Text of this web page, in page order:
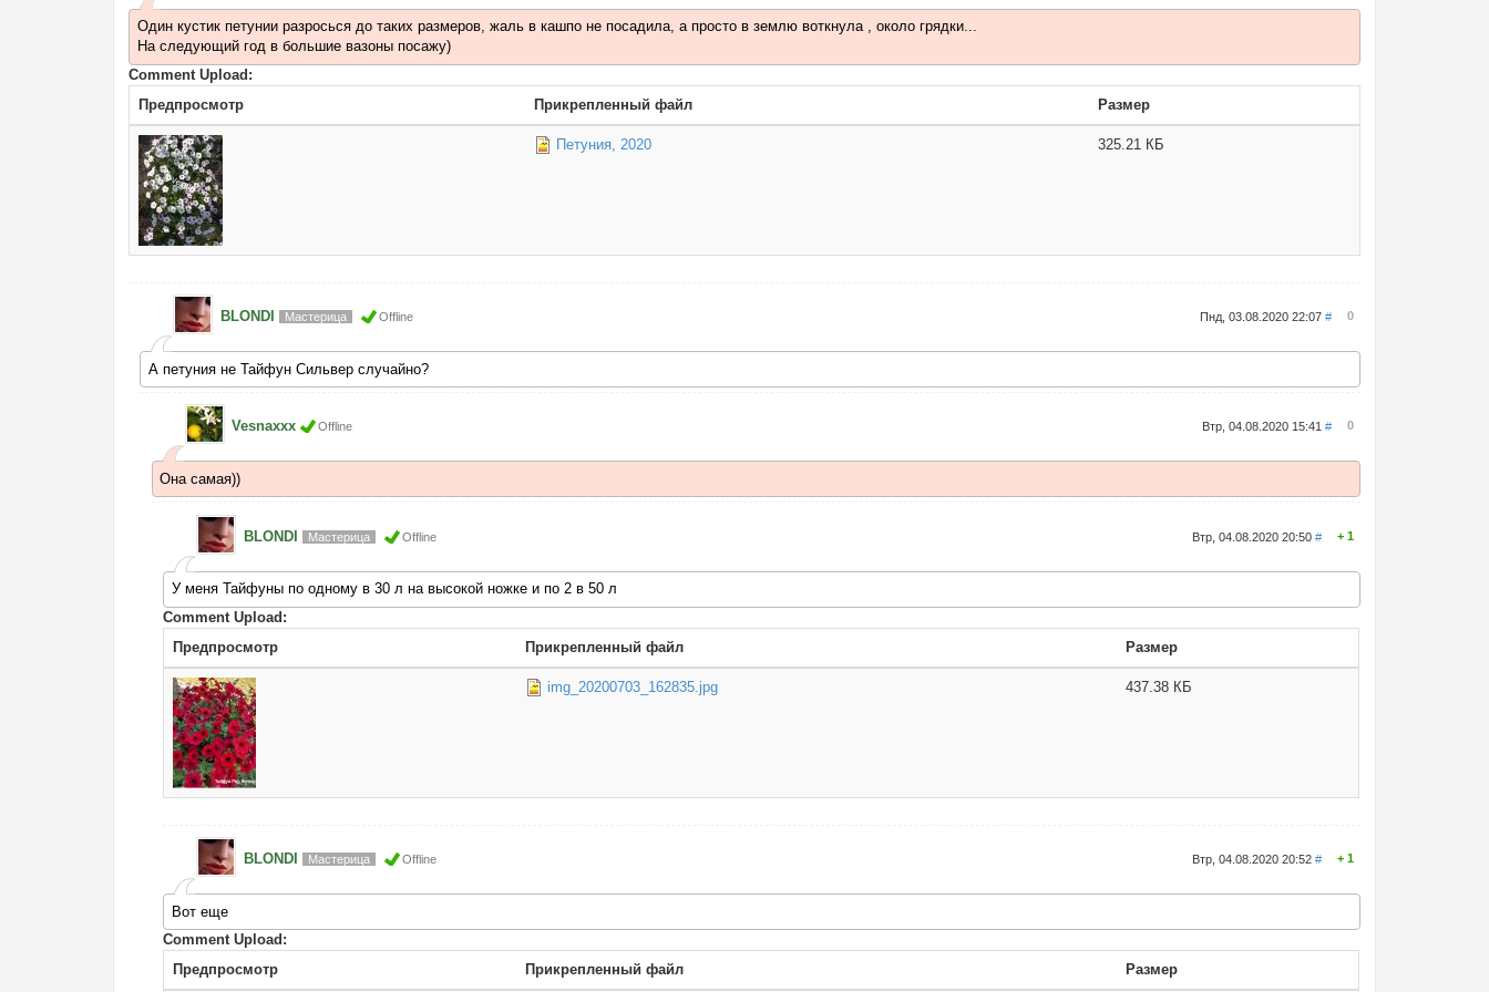
Один кустик петунии разросься до таких размеров, жаль в кашпо не посадила, а просто в землю воткнула , около грядки...
На следующий год в большие вазоны посажу)
Comment Upload:
Предпросмотр
Прикрепленный файл Размер
Петуния, 2020 325.21 КБ
BLONDI Мастерица Offline Пнд, 03.08.2020 22:07# 0
А петуния не Тайфун Сильвер случайно?
Vesnaxxx Offline Втр, 04.08.2020 15:41# 0
Она самая))
BLONDI Мастерица Offline Втр, 04.08.2020 20:50# 1
У меня Тайфуны по одному в 30 л на высокой ножке и по 2 в 50 л
Comment Upload:
Предпросмотр
Прикрепленный файл Размер
img_20200703_162835.jpg 437.38 КБ
BLONDI Мастерица Offline Втр, 04.08.2020 20:52# 1
Вот еще
Comment Upload:
Предпросмотр
Прикрепленный файл Размер